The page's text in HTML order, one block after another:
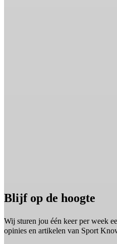
Blijf op de hoogte
Wij sturen jou één keer per week
opinies en artikelen van Sport